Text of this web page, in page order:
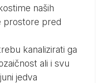
naših
prostore pred
kanalizirati ga
ali i svu
jedva